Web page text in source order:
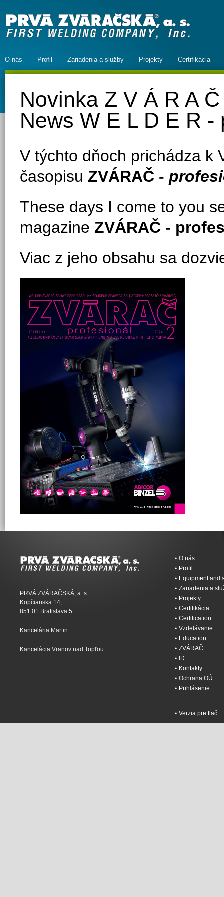
O nás Profil Zariadenia a služby Projekty Certifikácia
Novinka Z V Á R A
News W E L D E R
V týchto dňoch prichádza k
časopisu ZVÁRAČ -
These days I come to you
magazine ZVÁRAČ - p
Viac z jeho obsahu sa
PRVÁ ZVÁRAČSKÁ, a. s.
Kopčianska 14,
851 01 Bratislava 5
Kancelária Martin
Kancelácia Vranov nad Topľou
O nás
Profil
Equipment and
Zariadenia a
Projekty
Certifikácia
Certification
Vzdelávanie
Education
ZVÁRAČ
ID
Kontakty
Ochrana OÚ
Prihlásenie
Verzia pre tlač